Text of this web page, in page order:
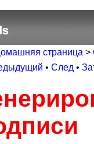
страница >
• След •